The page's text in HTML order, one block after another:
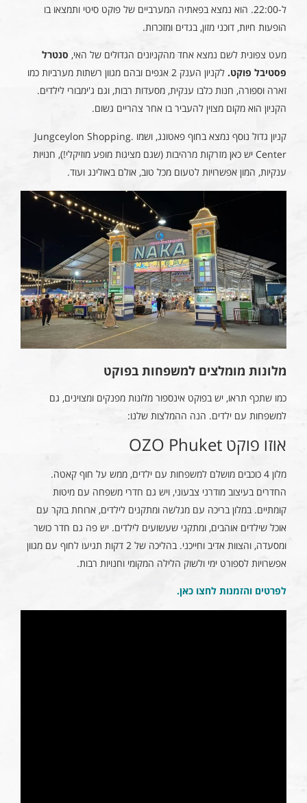
ל-22:00. הוא נמצא בפאתיה המערביים של פוקט סיטי ותמצאו בו
הופעות חיות, דוכני מזון, בגדים ומזכרות.
מעט צפונית לשם נמצא אחד מהקניונים הגדולים של האי, סנטרל
פסטיבל פוקט.
לקניון הענק 2 אגפים ובהם מגוון רשתות מערביות כמו
זארה וספורה, חנות כלבו ענקית, מסעדות רבות, וגם ג'ימבורי לילדים.
הקניון הוא מקום מצוין להעביר בו אחר צהריים גשום.
קניון גדול נוסף נמצא בחוף פאטונג, ושמו .Jungceylon Shopping
Center יש כאן מזרקות מרהיבות (שגם מציגות מופע מוזיקלי!), חנויות
ענקיות, המון אפשרויות לטעום מכל טוב, אולם באולינג ועוד.
מלונות מומלצים למשפחות בפוקט
כמו שתכף תראו, יש בפוקט אינספור מלונות מפנקים ומצוינים, גם
למשפחות עם ילדים. הנה ההמלצות שלנו:
אוזו פוקט OZO Phuket
מלון 4 כוכבים מושלם למשפחות עם ילדים, ממש על חוף קאטה.
החדרים בעיצוב מודרני צבעוני, ויש גם חדרי משפחה עם מיטות
קומתיים. במלון בריכה עם מגלשה ומתקנים לילדים, ארוחת בוקר עם
אוכל שילדים אוהבים, ומתקני שעשועים לילדים. יש פה גם חדר כושר
ומסעדה, והצוות אדיב וחייכני. בהליכה של 2 דקות תגיעו לחוף עם מגוון
אפשרויות לספורט ימי ולשוק הלילה המקומי וחנויות רבות.
לפרטים והזמנות לחצו כאן.